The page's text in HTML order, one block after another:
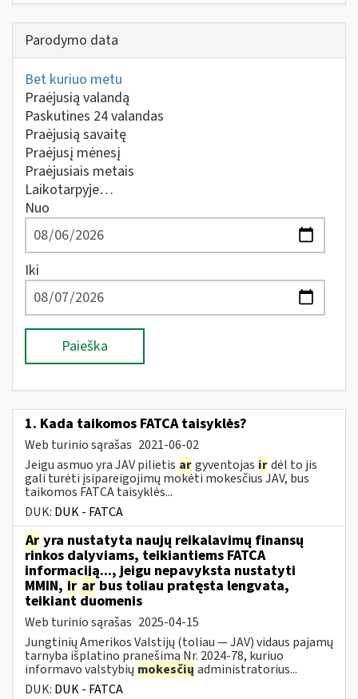
Parodymo data
Bet kuriuo metu
Praėjusią valandą
Paskutines 24 valandas
Praėjusią savaitę
Praėjusį mėnesį
Praėjusiais metais
Laikotarpyje…
Nuo
Iki
Paieška
1. Kada taikomos FATCA taisyklės?
Web turinio sąrašas 2021-06-02
Jeigu asmuo yra JAV pilietis argyventojas irdėl to jis
gali turėti įsipareigojimų mokėti mokesčius JAV, bus
taikomos FATCA taisyklės...
DUK: DUK - FATCA
Ar yra nustatyta naujų reikalavimų finansų
rinkos dalyviams, teikiantiems FATCA
informaciją..., jeigu nepavyksta nustatyti
MMIN, ir ar bus toliau pratęsta lengvata,
teikiant duomenis
Web turinio sąrašas 2025-04-15
Jungtinių Amerikos Valstijų (toliau — JAV) vidaus pajamų
tarnyba išplatino pranešimą Nr. 2024-78, kuriuo
informavo valstybių mokesčių administratorius...
DUK: DUK - FATCA